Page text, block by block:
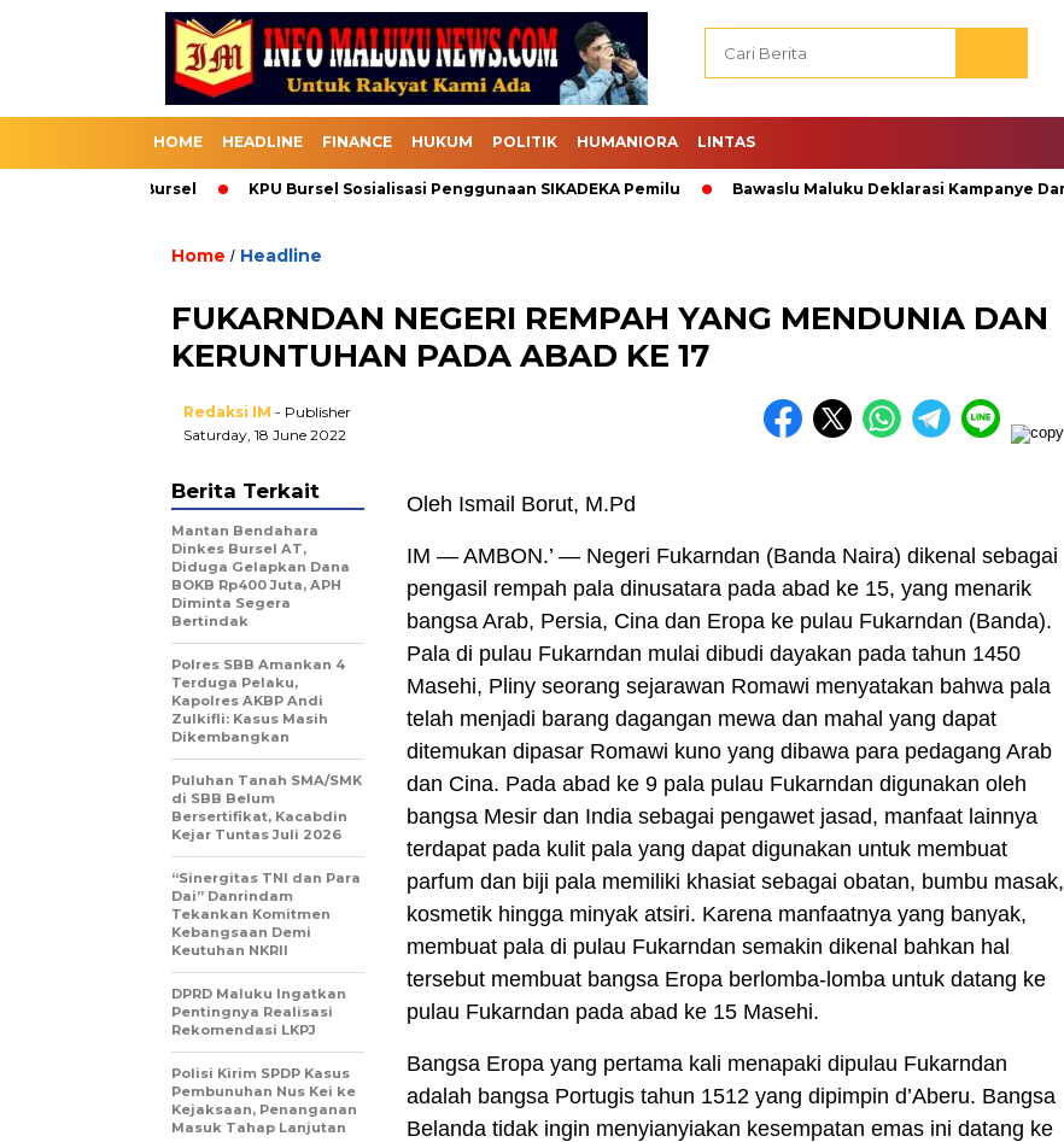
HOME HEADLINE FINANCE HUKUM POLITIK HUMANIORA LINTAS
KPU Bursel Sosialisasi Penggunaan SIKADEKA Pemilu Bawaslu Maluku Deklarasi Kampanye Damai.
Home / Headline
FUKARNDAN NEGERI REMPAH YANG MENDUNIA DAN
KERUNTUHAN PADA ABAD KE 17
Redaksi IM - Publisher
Saturday, 18 June 2022
Oleh Ismail Borut, M.Pd
IM — AMBON.’ — Negeri Fukarndan (Banda Naira) dikenal sebagai
pengasil rempah pala dinusatara pada abad ke 15, yang menarik
bangsa Arab, Persia, Cina dan Eropa ke pulau Fukarndan (Banda).
Pala di pulau Fukarndan mulai dibudi dayakan pada tahun 1450
Masehi, Pliny seorang sejarawan Romawi menyatakan bahwa pala
telah menjadi barang dagangan mewa dan mahal yang dapat
ditemukan dipasar Romawi kuno yang dibawa para pedagang Arab
dan Cina. Pada abad ke 9 pala pulau Fukarndan digunakan oleh
bangsa Mesir dan India sebagai pengawet jasad, manfaat lainnya
terdapat pada kulit pala yang dapat digunakan untuk membuat
parfum dan biji pala memiliki khasiat sebagai obatan, bumbu masak,
kosmetik hingga minyak atsiri. Karena manfaatnya yang banyak,
membuat pala di pulau Fukarndan semakin dikenal bahkan hal
tersebut membuat bangsa Eropa berlomba-lomba untuk datang ke
pulau Fukarndan pada abad ke 15 Masehi.
Bangsa Eropa yang pertama kali menapaki dipulau Fukarndan
adalah bangsa Portugis tahun 1512 yang dipimpin d’Aberu. Bangsa
Belanda tidak ingin menyianyiakan kesempatan emas ini datang ke
Berita Terkait
Mantan Bendahara
Dinkes Bursel AT,
Diduga Gelapkan Dana
BOKB Rp400 Juta, APH
Diminta Segera
Bertindak
Polres SBB Amankan 4
Terduga Pelaku,
Kapolres AKBP Andi
Zulkifli: Kasus Masih
Dikembangkan
Puluhan Tanah SMA/SMK
di SBB Belum
Bersertifikat, Kacabdin
Kejar Tuntas Juli 2026
“Sinergitas TNI dan Para
Dai” Danrindam
Tekankan Komitmen
Kebangsaan Demi
Keutuhan NKRII ‎
DPRD Maluku Ingatkan
Pentingnya Realisasi
Rekomendasi LKPJ
Polisi Kirim SPDP Kasus
Pembunuhan Nus Kei ke
Kejaksaan, Penanganan
Masuk Tahap Lanjutan